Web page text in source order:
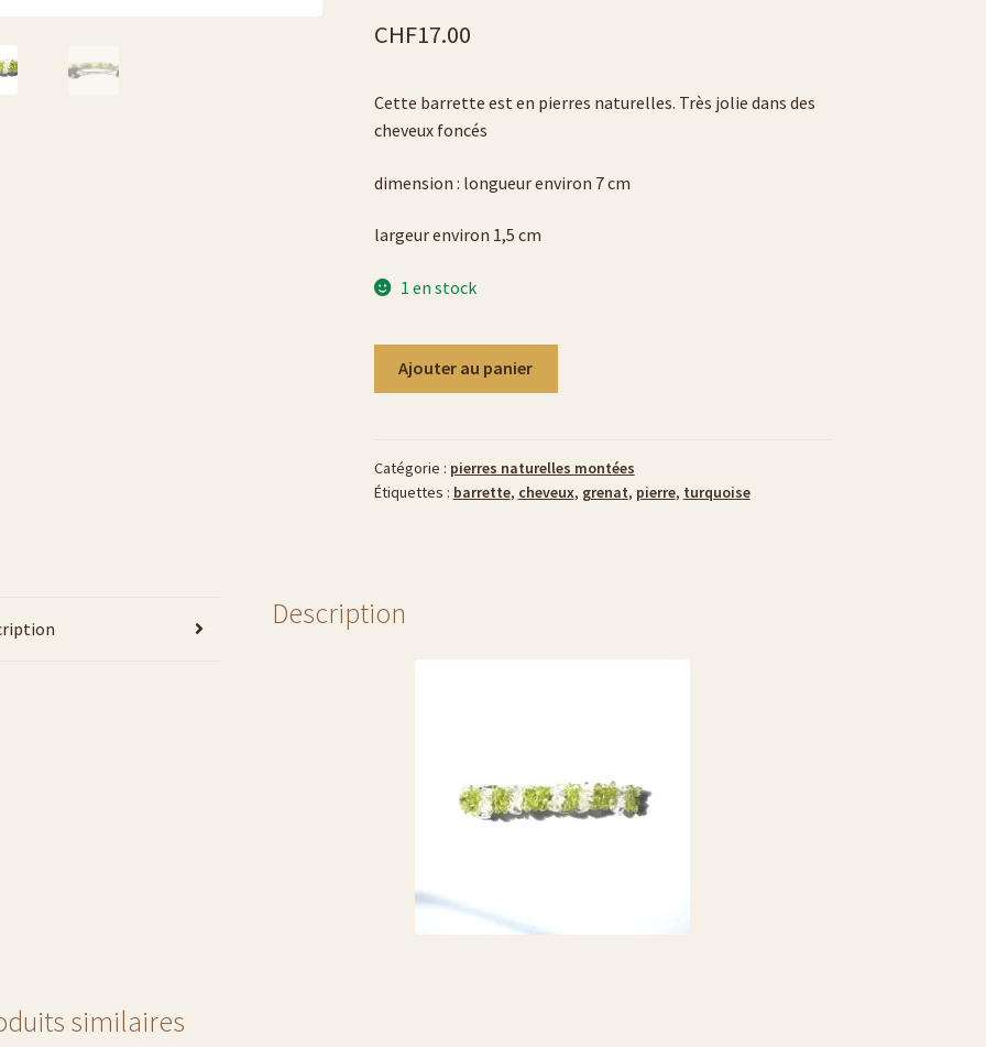
liste platsCHF17.00
Cette barrette est en pierres naturelles. Très jolie dans des
cheveux foncés
dimension : longueur environ 7 cm
largeur environ 1,5 cm
1 en stock
et
cristal
Ajouter au panier
Catégorie : pierres naturelles montées
Étiquettes : barrette, cheveux, grenat, pierre, turquoise
Description
similaires